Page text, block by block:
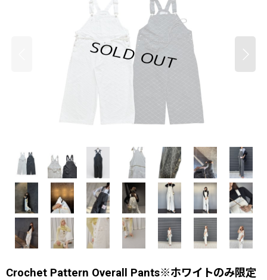
Crochet Pattern Overall Pants※ホワイトのみ限定